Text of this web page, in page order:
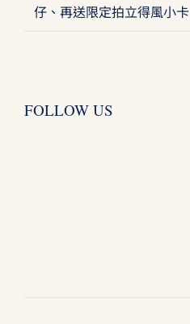
仔、再送限定拍立得風小卡
FOLLOW US